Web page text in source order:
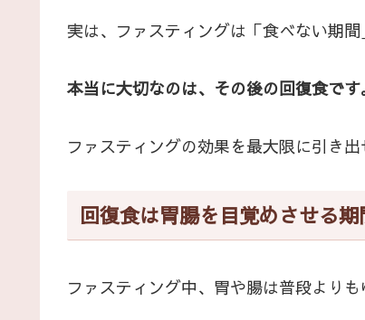
実は、ファスティングは「食べない期間
本当に大切なのは、その後の回復食です
ファスティングの効果を最大限に引き
回復食は胃腸を目覚めさせる期
ファスティング中、胃や腸は普段よりも